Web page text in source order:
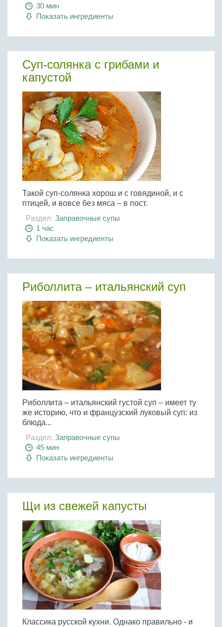
Бобовые
Яйца
Крупы
30 мин
Показать ингредиенты
Суп-солянка с грибами и
капустой
Такой суп-солянка хорош и с говядиной, и с
птицей, и вовсе без мяса – в пост.
Раздел: Заправочные супы
1 час
Показать ингредиенты
Риболлита – итальянский суп
Риболлита – итальянский густой суп – имеет ту
же историю, что и французский луковый суп: из
блюда...
Раздел: Заправочные супы
45 мин
Показать ингредиенты
Щи из свежей капусты
Классика русской кухни. Однако правильно - и